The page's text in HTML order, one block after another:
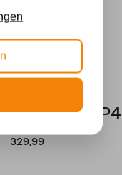
Tiffany
Denmark / P4
329,99